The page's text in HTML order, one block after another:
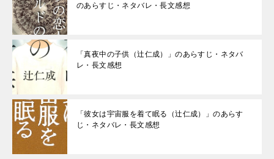
のあらすじ・ネタバレ・長文感想
「真夜中の子供（辻仁成）」のあらすじ・ネタバ
レ・長文感想
「彼女は宇宙服を着て眠る（辻仁成）」のあらす
じ・ネタバレ・長文感想